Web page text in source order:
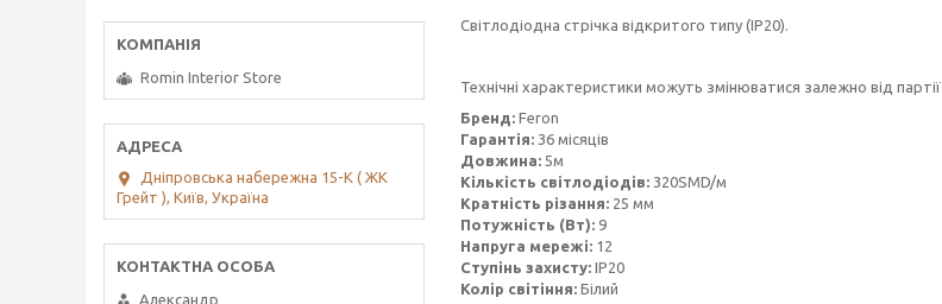
Світлодіодна стрічка відкритого типу (IP20).
Технічні характеристики можуть змінюватися залежно від партії
Бренд: Feron
Гарантія: 36 місяців
Довжина: 5м
Кількість світлодіодів: 320SMD/м
Кратність різання: 25 мм
Потужність (Вт): 9
Напруга мережі: 12
Ступінь захисту: IP20
Колір світіння: Білий
Romin Interior Store
Дніпровська набережна 15-К ( ЖК
Грейт ), Київ, Україна
Александр